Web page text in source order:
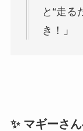
と“走る
き！」
✨ マギーさ